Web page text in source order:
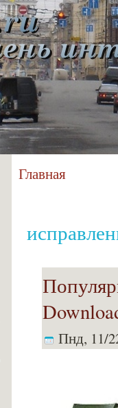
Главная
Пнд, 11/